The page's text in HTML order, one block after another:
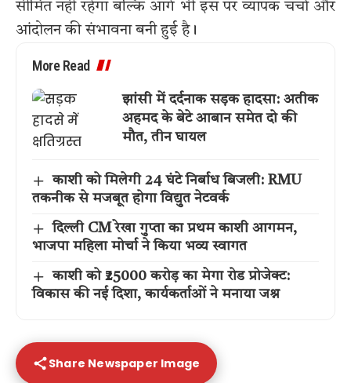
सीमित नहीं रहेगा बल्कि आगे भी इस पर व्यापक चर्चा और
आंदोलन की संभावना बनी हुई है।
More Read
झांसी में दर्दनाक सड़क हादसा: अतीक
अहमद के बेटे आबान समेत दो की
मौत, तीन घायल
काशी को मिलेगी 24 घंटे निर्बाध बिजली: RMU
तकनीक से मजबूत होगा विद्युत नेटवर्क
दिल्ली CM रेखा गुप्ता का प्रथम काशी आगमन,
भाजपा महिला मोर्चा ने किया भव्य स्वागत
काशी को ₹25000 करोड़ का मेगा रोड प्रोजेक्ट:
विकास की नई दिशा, कार्यकर्ताओं ने मनाया जश्न
Share Newspaper Image